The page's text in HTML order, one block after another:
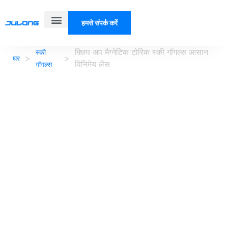
हमसे संपर्क करें
घर >
स्की
गॉगल्स
>
फ़्लिप अप मैग्नेटिक टोरिक स्की गॉगल्स आसान
विनिमेय लेंस